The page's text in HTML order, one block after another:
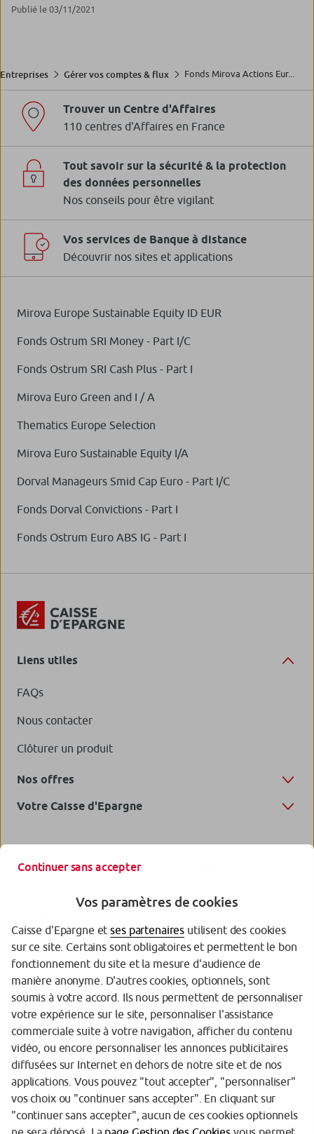
Publié le 03/11/2021
Entreprises Gérer vos comptes & flux Fonds Mirova Actions Eur...
Trouver un Centre d'Affaires
110 centres d'Affaires en France
Tout savoir sur la sécurité & la protection
des données personnelles
Nos conseils pour être vigilant
Vos services de Banque à distance
Découvrir nos sites et applications
Mirova Europe Sustainable Equity ID EUR
Fonds Ostrum SRI Money - Part I/C
Fonds Ostrum SRI Cash Plus - Part I
Mirova Euro Green and I / A
Thematics Europe Selection
Mirova Euro Sustainable Equity I/A
Dorval Manageurs Smid Cap Euro - Part I/C
Fonds Dorval Convictions - Part I
Fonds Ostrum Euro ABS IG - Part I
Liens utiles
FAQs
Nous contacter
Clôturer un produit
Nos offres
Votre Caisse d'Epargne
Garantie des Dépôts
Protection des données personnelles
Politique cookies
Sécurité
Tarifs
Mentions légales
Continuer sans accepter
Vos paramètres de cookies
Caisse d'Epargne etses partenaires utilisent des cookies
sur ce site. Certains sont obligatoires et permettent le bon
fonctionnement du site et la mesure d'audience de
manière anonyme. D'autres cookies, optionnels, sont
soumis à votre accord. Ils nous permettent de personnaliser
votre expérience sur le site, personnaliser l'assistance
commerciale suite à votre navigation, afficher du contenu
vidéo, ou encore personnaliser les annonces publicitaires
diffusées sur Internet en dehors de notre site et de nos
applications. Vous pouvez "tout accepter", "personnaliser"
vos choix ou "continuer sans accepter". En cliquant sur
"continuer sans accepter", aucun de ces cookies optionnels